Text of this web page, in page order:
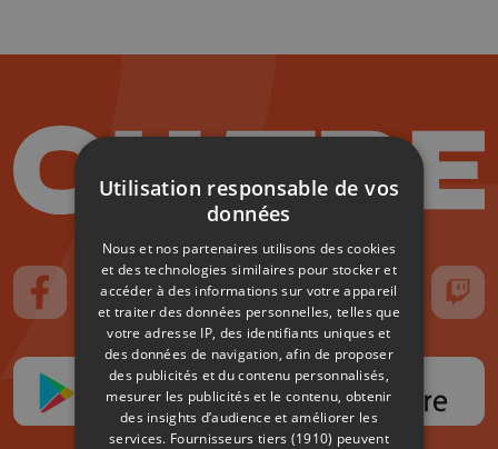
Suivez-nous sur FaceBook
Suivez-nous sur Instagram
Suivez-nous sur TikTokSuivez-nous sur YouTube
Suivez-nous
Utilisation responsable de vos
données
Nous et nos partenaires utilisons des cookies
et des technologies similaires pour stocker et
accéder à des informations sur votre appareil
et traiter des données personnelles, telles que
votre adresse IP, des identifiants uniques et
des données de navigation, afin de proposer
des publicités et du contenu personnalisés,
mesurer les publicités et le contenu, obtenir
des insights d’audience et améliorer les
services. Fournisseurs tiers (1910) peuvent